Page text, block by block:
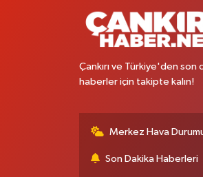
Çankırı ve Türkiye'den son
haberler için takipte kalın!
Merkez Hava
Son Dakika Haberleri